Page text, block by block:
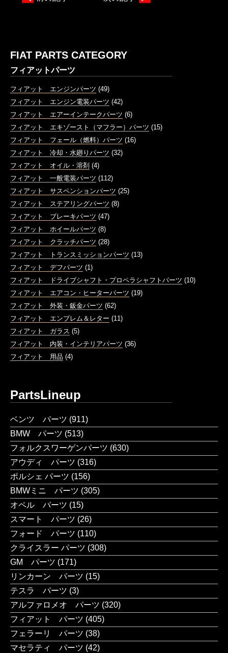
FIAT PARTS CATEGORY
フィアットパーツ
フィアット エンジンパーツ (49)
フィアット エンジン電装パーツ (42)
フィアット エアーインテークパーツ (6)
フィアット エキゾースト（マフラー）パーツ (15)
フィアット フェール（燃料）パーツ (16)
フィアット 冷却・水廻りパーツ (32)
フィアット オイル・溶剤 (4)
フィアット 一般電装パーツ (112)
フィアット サスペンションパーツ (25)
フィアット ステアリングパーツ (8)
フィアット ブレーキパーツ (47)
フィアット ホイールパーツ (8)
フィアット クラッチパーツ (28)
フィアット トランスミッションパーツ (13)
フィアット デフパーツ (1)
フィアット ドライブシャフト・プロペラシャフトパーツ (10)
フィアット エアコン・ヒーターパーツ (19)
フィアット 外装・鈑金パーツ (62)
フィアット エンブレム＆レター (11)
フィアット ガラス (5)
フィアット 内装・インテリアパーツ (36)
フィアット 用品 (4)
PartsLineup
ベンツ パーツ (911)
BMW パーツ (513)
フォルクスワーゲンパーツ (630)
アウディ パーツ (316)
ポルシェ パーツ (156)
BMWミニ パーツ (305)
オペル パーツ (15)
スマート パーツ (26)
フォード パーツ (110)
クライスラー パーツ (308)
GM パーツ (171)
リンカーン パーツ (15)
テスラ パーツ (3)
アルファロメオ パーツ (320)
フィアット パーツ (405)
フェラーリ パーツ (38)
マセラティ パーツ (42)